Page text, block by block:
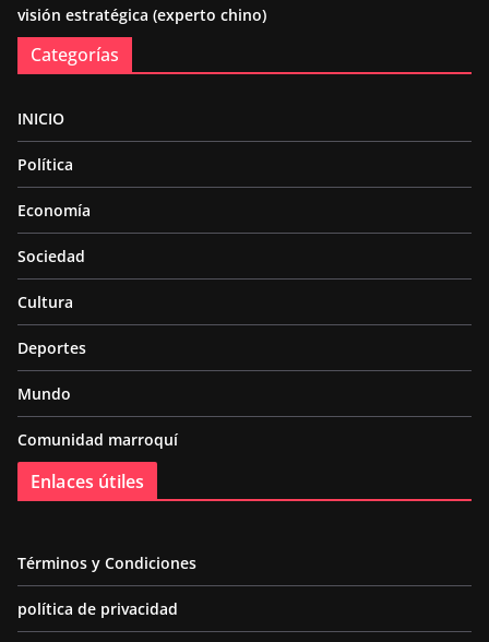
visión estratégica (experto chino)
Categorías
INICIO
Política
Economía
Sociedad
Cultura
Deportes
Mundo
Comunidad marroquí
Enlaces útiles
Términos y Condiciones
política de privacidad